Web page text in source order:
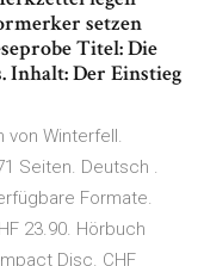
setzen
Titel: Die
Der Einstieg
von Winterfell.
Seiten. Deutsch .
Formate.
23.90. Hörbuch
Disc. CHF